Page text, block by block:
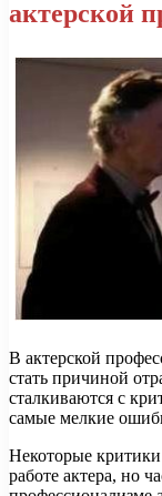
актерской
В актерской
стать причиной
сталкиваются с
самые мелкие
Некоторые критики
работе актера, но